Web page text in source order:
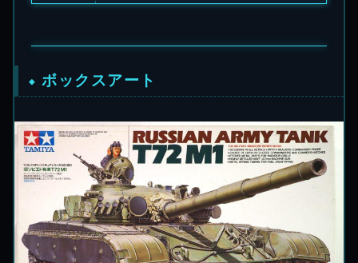
ボックスアート